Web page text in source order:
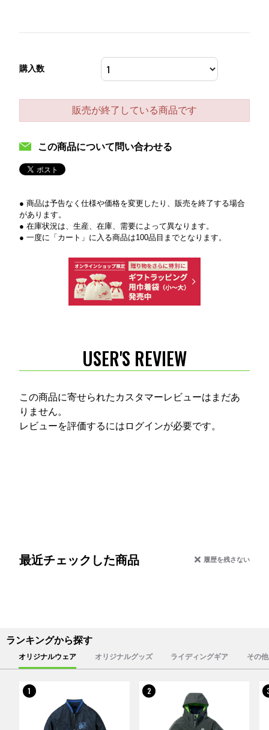
購入数
販売が終了している商品です
この商品について問い合わせる
● 商品は予告なく仕様や価格を変更したり、販売を終了する場合
があります。
● 在庫状況は、生産、在庫、需要によって異なります。
● 一度に「カート」に入る商品は100品目までとなります。
USER'S REVIEW
この商品に寄せられたカスタマーレビューはまだあ
りません。
レビューを評価するには ログインが必要です。
最近チェックした商品 履歴を残さない
ランキングから探す
オリジナルウェア オリジナルグッズ ライディングギア その
1 2